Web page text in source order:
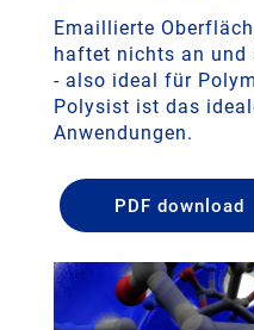
Emaillierte
haftet nichts an und
- also ideal für
Polysist ist das
Anwendungen.
PDF download